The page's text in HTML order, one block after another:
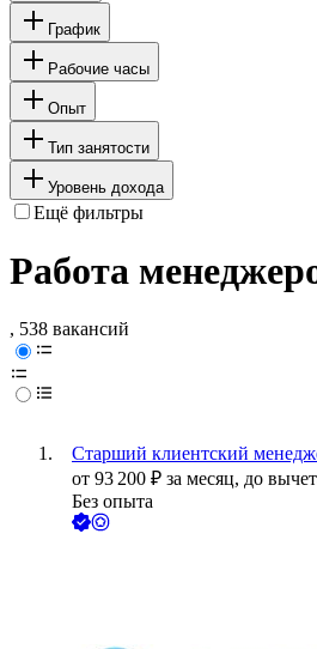
График
Рабочие часы
Опыт
Тип занятости
Уровень дохода
Ещё фильтры
Работа
, 538 вакансий
Старший клиентский
от 93 200 ₽ за месяц, до
Без опыта